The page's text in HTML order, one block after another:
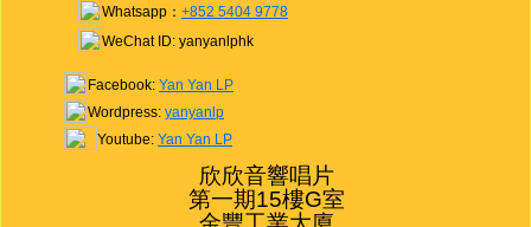
Whatsapp： +852 5404 9778
WeChat ID: yanyanlphk
Facebook: Yan Yan LP
Wordpress: yanyanlp
Youtube: Yan Yan LP
欣欣音響唱片
第一期15樓G室